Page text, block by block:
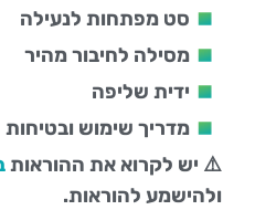
סט מפתחות לנעילה
מסילה לחיבור מהיר
ידית שליפה
מדריך שימוש ובטיחות
⚠️ יש לקרוא את ההוראות
ולהישמע להוראות.